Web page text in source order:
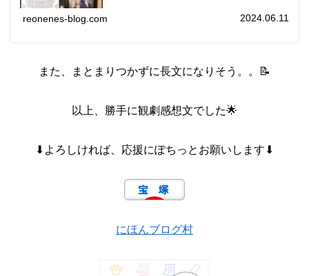
reonenes-blog.com 2024.06.11
また、まとまりつかずに長文になりそう。。📝
以上、勝手に観劇感想文でした🌟
⬇よろしければ、応援にぽちっとお願いします⬇
にほんブログ村